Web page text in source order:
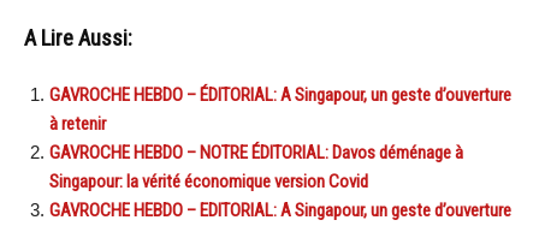
A Lire Aussi:
GAVROCHE HEBDO – ÉDITORIAL: A Singapour, un geste d’ouverture
à retenir
GAVROCHE HEBDO – NOTRE ÉDITORIAL: Davos déménage à
Singapour: la vérité économique version Covid
GAVROCHE HEBDO – EDITORIAL: A Singapour, un geste d’ouverture